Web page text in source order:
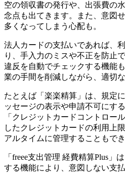
空の領収書の発行や、出張費の
念点も出てきます。また、意図
多くなってしまう心配も。
法人カードの支払いであれば、
り、手入力のミスや不正を防止
違反を自動でチェックする機能
業の手間を削減しながら、適切
たとえば「楽楽精算」は、規定
ッセージの表示や申請不可にす
「クレジットカードコントロー
したクレジットカードの利用上
アルタイムに管理することもでき
「freee支出管理 経費精算Plus」
する機能により、意図しない支